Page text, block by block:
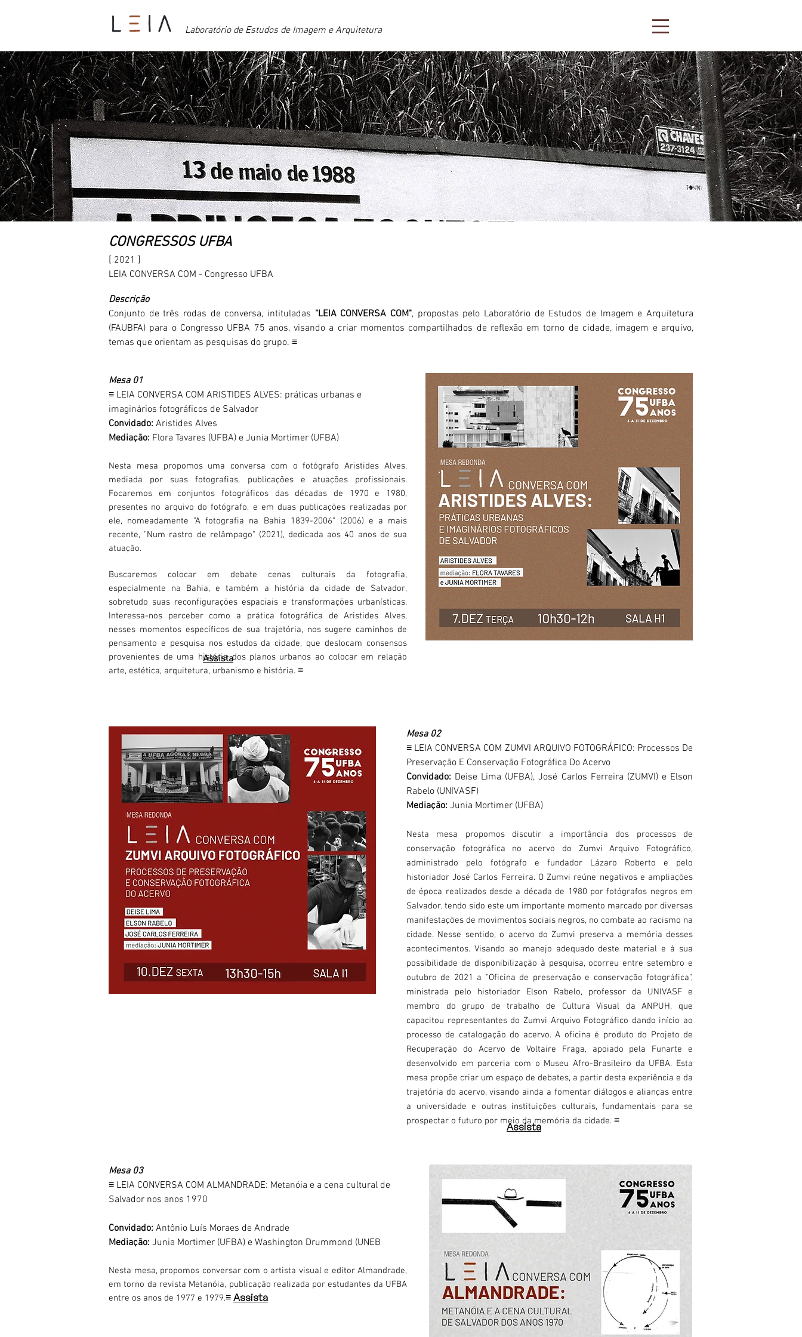
Laboratório de Estudos de Imagem e Arquitetura
CONGRESSOS UFBA
[ 2021 ]
LEIA CONVERSA COM - Congresso UFBA
Mesa 01
​≡ LEIA CONVERSA COM ARISTIDES ALVES: práticas urbanas e
imaginários fotográficos de Salvador
Convidado: Aristides Alves
Mediação: Flora Tavares (UFBA) e Junia Mortimer (UFBA)
Nesta mesa propomos uma conversa com o fotógrafo Aristides Alves,
mediada por suas fotografias, publicações e atuações profissionais.
Focaremos em conjuntos fotográficos das décadas de 1970 e 1980,
presentes no arquivo do fotógrafo, e em duas publicações realizadas por
ele, nomeadamente "A fotografia na Bahia 1839-2006" (2006) e a mais
recente, "Num rastro de relâmpago" (2021), dedicada aos 40 anos de sua
atuação.
Buscaremos colocar em debate cenas culturais da fotografia,
especialmente na Bahia, e também a história da cidade de Salvador,
sobretudo suas reconfigurações espaciais e transformações urbanísticas.
Interessa-nos perceber como a prática fotográfica de Aristides Alves,
nesses momentos específicos de sua trajetória, nos sugere caminhos de
pensamento e pesquisa nos estudos da cidade, que deslocam consensos
provenientes de uma história dos planos urbanos ao colocar em relação
arte, estética, arquitetura, urbanismo e história. ≡
Assista
Mesa 02
​≡ LEIA CONVERSA COM ZUMVI ARQUIVO FOTOGRÁFICO: Processos De
Preservação E Conservação Fotográfica Do Acervo
Convidado: Deise Lima (UFBA), José Carlos Ferreira (ZUMVI) e Elson
Rabelo (UNIVASF)
Mediação: Junia Mortimer (UFBA)
Nesta mesa propomos discutir a importância dos processos de
conservação fotográfica no acervo do Zumvi Arquivo Fotográfico,
administrado pelo fotógrafo e fundador Lázaro Roberto e pelo
historiador José Carlos Ferreira. O Zumvi reúne negativos e ampliações
de época realizados desde a década de 1980 por fotógrafos negros em
Salvador, tendo sido este um importante momento marcado por diversas
manifestações de movimentos sociais negros, no combate ao racismo na
cidade. Nesse sentido, o acervo do Zumvi preserva a memória desses
acontecimentos. Visando ao manejo adequado deste material e à sua
possibilidade de disponibilização à pesquisa, ocorreu entre setembro e
outubro de 2021 a "Oficina de preservação e conservação fotográfica",
ministrada pelo historiador Elson Rabelo, professor da UNIVASF e
membro do grupo de trabalho de Cultura Visual da ANPUH, que
capacitou representantes do Zumvi Arquivo Fotográfico dando início ao
processo de catalogação do acervo. A oficina é produto do Projeto de
Recuperação do Acervo de Voltaire Fraga, apoiado pela Funarte e
desenvolvido em parceria com o Museu Afro-Brasileiro da UFBA. Esta
mesa propõe criar um espaço de debates, a partir desta experiência e da
trajetória do acervo, visando ainda a fomentar diálogos e alianças entre
a universidade e outras instituições culturais, fundamentais para se
prospectar o futuro por meio da memória da cidade. ≡
Mesa 03
​≡ LEIA CONVERSA COM ALMANDRADE: Metanóia e a cena cultural de
Salvador nos anos 1970
Convidado: Antônio Luís Moraes de Andrade
Mediação: Junia Mortimer (UFBA) e Washington Drummond (UNEB
Nesta mesa, propomos conversar com o artista visual e editor Almandrade,
em torno da revista Metanóia, publicação realizada por estudantes da UFBA
entre os anos de 1977 e 1979.≡
Assista
Descrição
Conjunto de três rodas de conversa, intituladas "LEIA CONVERSA COM", propostas pelo Laboratório de Estudos de Imagem e Arquitetura
(FAUBFA) para o Congresso UFBA 75 anos, visando a criar momentos compartilhados de reflexão em torno de cidade, imagem e arquivo,
temas que orientam as pesquisas do grupo. ≡
Assista